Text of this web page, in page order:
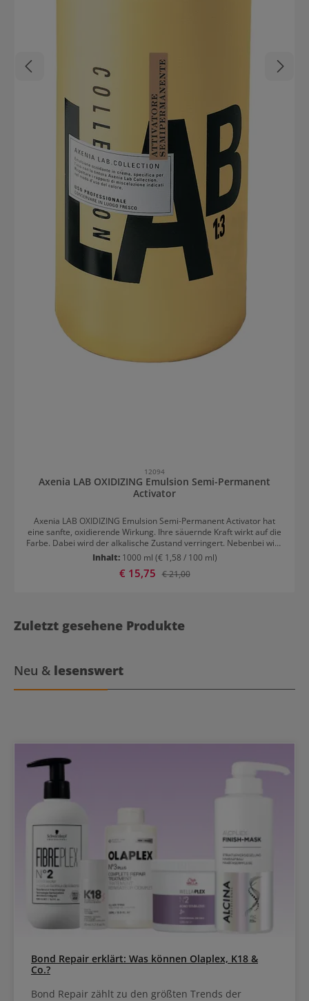
12094
Axenia LAB OXIDIZING Emulsion Semi-Permanent
Activator
Axenia LAB OXIDIZING Emulsion Semi-Permanent Activator hat
eine sanfte, oxidierende Wirkung. Ihre säuernde Kraft wirkt auf die
Farbe. Dabei wird der alkalische Zustand verringert. Nebenbei wird
das Axenia Lab bei der Mischung in eine sanfte semipermanente
Farbe verwandelt. Der Avtivator ist mit allen Farben von Axenia
Um die nachwachsenden Haare und Längen bei weißem Haar mit
40% Deckung nachzuarbeiten wird 15 Tage nach der Färbung eine
Inhalt: 1000 ml (€ 1,58 / 100 ml)
Verkaufspreis:
€ 15,75 Regulärer Preis:
€ 21,00
Zuletzt gesehene Produkte
Neu & lesenswert
Bond Repair erklärt: Was können Olaplex, K18 &
Co.?
Bond Repair zählt zu den größten Trends der